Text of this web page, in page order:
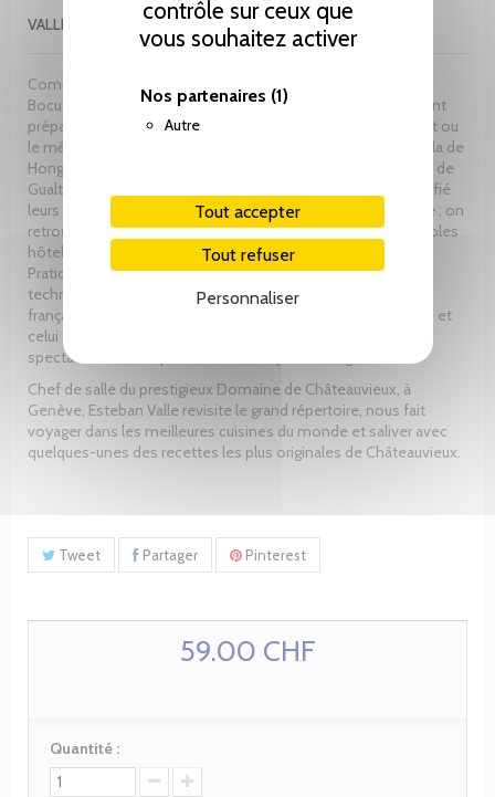
contrôle sur ceux que
vous souhaitez activer
Nos partenaires (1)
Autre
Tout accepter
Tout refuser
Personnaliser
VALLE ESTEBAN
Comment apprêter la poularde en vessie à la façon de Paul
Bocuse ou le cochon de lait selon Cándido López? Comment
prépare-t-on le légendaire canard au sang de la Tour d’Argent ou
le même canard à la pékinoise, chez Da Dong ou au Peninsula de
Hong Kong? Quels sont les secrets du divin turbot en croûte de
Gualtiero Marchesi ? Une douzaine de chefs étoilés ont confié
leurs tours de main et leurs recettes fétiches à Esteban Valle ; on
retrouve également leurs maîtres d’hôtels, trois grandes écoles
hôtelières et d’autres enseignes de haut vol.
Pratique autant qu’érudit, cet ouvrage remet à l’honneur les
techniques qui ont fait les belles heures de la gastronomie
française : l’apprêt de pièces entières, l’art de leur découpage et
celui du flambage. Il est enrichi par des illustrations
spectaculaires, des planches didactiques et un glossaire.
Chef de salle du prestigieux Domaine de Châteauvieux, à
Genève, Esteban Valle revisite le grand répertoire, nous fait
voyager dans les meilleures cuisines du monde et saliver avec
quelques-unes des recettes les plus originales de Châteauvieux.
Tweet Partager Pinterest
59.00 CHF
Quantité :